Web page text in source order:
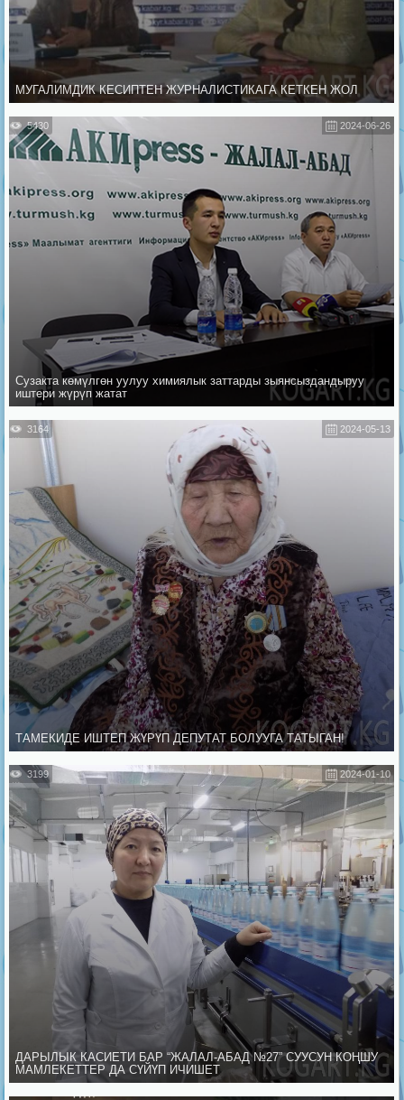
МУГАЛИМДИК КЕСИПТЕН ЖУРНАЛИСТИКАГА КЕТКЕН ЖОЛ
2024-06-26
5430
Сузакта көмүлгөн уулуу химиялык заттарды зыянсыздандыруу
иштери жүрүп жатат
2024-05-13
3164
ТАМЕКИДЕ ИШТЕП ЖҮРҮП ДЕПУТАТ БОЛУУГА ТАТЫГАН!
2024-01-10
3199
ДАРЫЛЫК КАСИЕТИ БАР “ЖАЛАЛ-АБАД №27” СУУСУН КОҢШУ
МАМЛЕКЕТТЕР ДА СҮЙҮП ИЧИШЕТ